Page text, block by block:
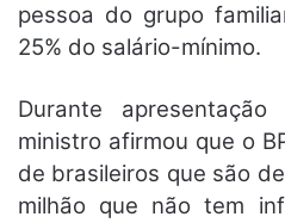
pessoa do grupo
25% do salário-mínimo.
Durante
ministro afirmou que o
de brasileiros que são
milhão que não tem